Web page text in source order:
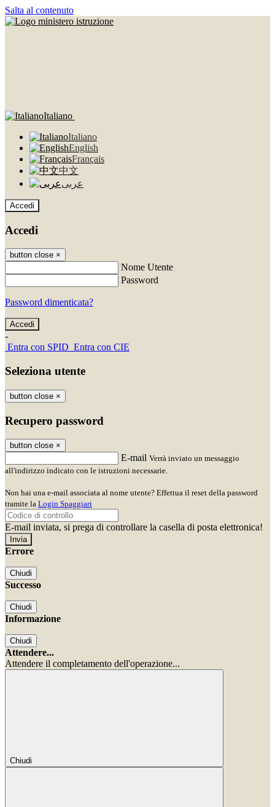
Salta al contenuto
Italiano
Italiano
English
Français
中文
عربى
Accedi
Accedi
button close ×
Nome Utente
Password
Password dimenticata?
-
Entra con SPID Entra con CIE
Seleziona utente
button close ×
Recupero password
button close ×
E-mail Verrà inviato un messaggio
all'indirizzo indicato con le istruzioni necessarie.
Non hai una e-mail associata al nome utente? Effettua il reset della password
tramite la Login Spaggiari
E-mail inviata, si prega di controllare la casella di posta elettronica!
Errore
Chiudi
Successo
Chiudi
Informazione
Chiudi
Attendere...
Attendere il completamento dell'operazione...
Chiudi